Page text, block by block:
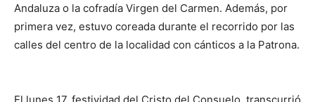
Andaluza o la cofradía Virgen del Carmen. Además, por
primera vez, estuvo coreada durante el recorrido por las
calles del centro de la localidad con cánticos a la Patrona.